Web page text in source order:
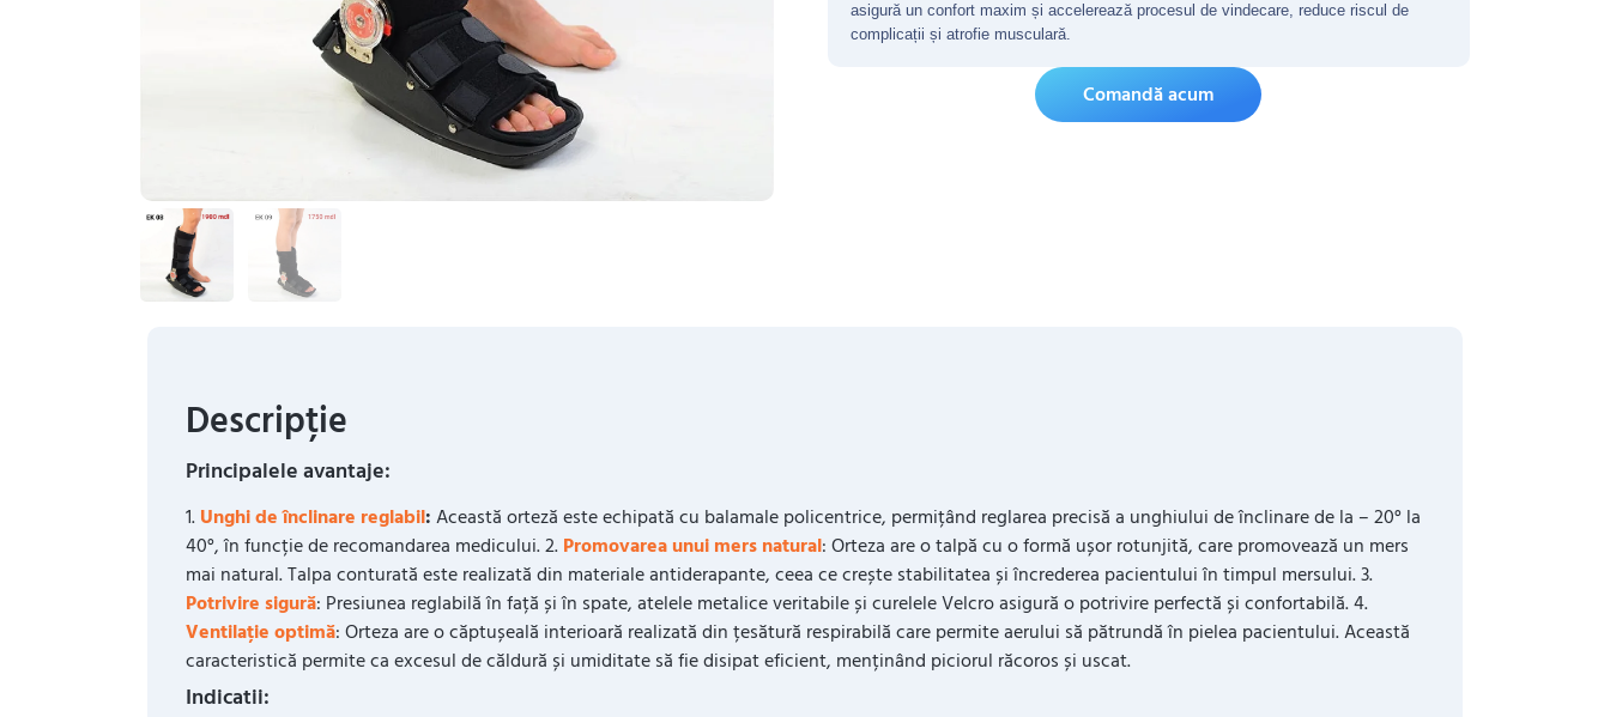
asigură un confort maxim și accelerează procesul de vindecare, reduce riscul de
complicații și atrofie musculară.
Comandă acum
Descripție
Principalele avantaje:
1.Unghi de înclinare reglabil:Această orteză este echipată cu balamale policentrice, permițând reglarea precisă a unghiului de înclinare de la – 20° la
40°, în funcție de recomandarea medicului. 2.Promovarea unui mers natural: Orteza are o talpă cu o formă ușor rotunjită, care promovează un mers
mai natural. Talpa conturată este realizată din materiale antiderapante, ceea ce crește stabilitatea și încrederea pacientului în timpul mersului. 3.
Potrivire sigură: Presiunea reglabilă în față și în spate, atelele metalice veritabile și curelele Velcro asigură o potrivire perfectă și confortabilă. 4.
Ventilație optimă: Orteza are o căptușeală interioară realizată din țesătură respirabilă care permite aerului să pătrundă în pielea pacientului. Această
caracteristică permite ca excesul de căldură și umiditate să fie disipat eficient, menținând piciorul răcoros și uscat.
Indicatii: